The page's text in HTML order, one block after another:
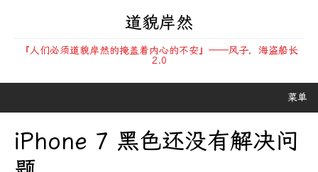
道貌岸然
『人们必须道貌岸然的掩盖着内心的不安』——风子，海盗船长
2.0
菜单
iPhone 7 黑色还没有解决问